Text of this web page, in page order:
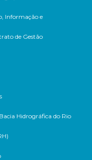
Informação e
de Gestão
Hidrográfica do Rio